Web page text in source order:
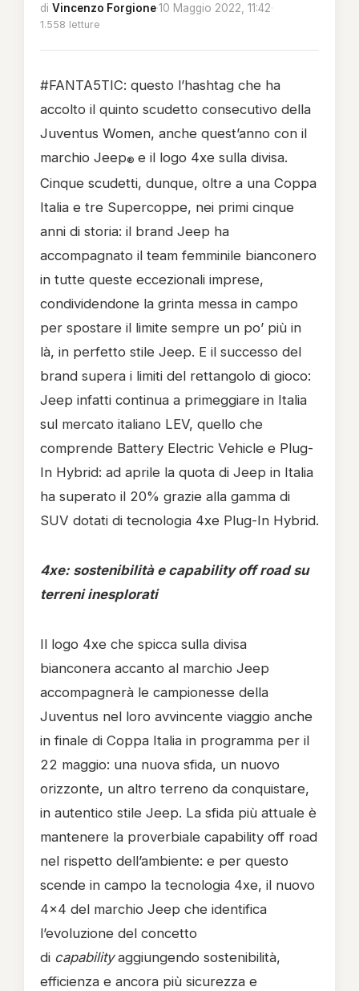
di Vincenzo Forgione·10 Maggio 2022, 11:42·
1.558 letture
#FANTA5TIC: questo l’hashtag che ha
accolto il quinto scudetto consecutivo della
Juventus Women, anche quest’anno con il
marchio Jeep® e il logo 4xe sulla divisa.
Cinque scudetti, dunque, oltre a una Coppa
Italia e tre Supercoppe, nei primi cinque
anni di storia: il brand Jeep ha
accompagnato il team femminile bianconero
in tutte queste eccezionali imprese,
condividendone la grinta messa in campo
per spostare il limite sempre un po’ più in
là, in perfetto stile Jeep. E il successo del
brand supera i limiti del rettangolo di gioco:
Jeep infatti continua a primeggiare in Italia
sul mercato italiano LEV, quello che
comprende Battery Electric Vehicle e Plug-
In Hybrid: ad aprile la quota di Jeep in Italia
ha superato il 20% grazie alla gamma di
SUV dotati di tecnologia 4xe Plug-In Hybrid.
4xe: sostenibilità e capability off road su
terreni inesplorati
Il logo 4xe che spicca sulla divisa
bianconera accanto al marchio Jeep
accompagnerà le campionesse della
Juventus nel loro avvincente viaggio anche
in finale di Coppa Italia in programma per il
22 maggio: una nuova sfida, un nuovo
orizzonte, un altro terreno da conquistare,
in autentico stile Jeep. La sfida più attuale è
mantenere la proverbiale capability off road
nel rispetto dell’ambiente: e per questo
scende in campo la tecnologia 4xe, il nuovo
4x4 del marchio Jeep che identifica
l’evoluzione del concetto
di capabilityaggiungendo sostenibilità,
efficienza e ancora più sicurezza e